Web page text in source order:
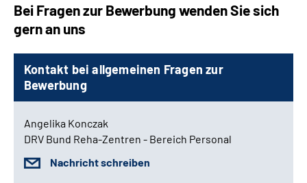
Bei Fragen zur Bewerbung wenden Sie sich
gern an uns
Kontakt bei allgemeinen Fragen zur
Bewerbung
Angelika Konczak
DRV Bund Reha-Zentren - Bereich Personal
Nachricht schreiben